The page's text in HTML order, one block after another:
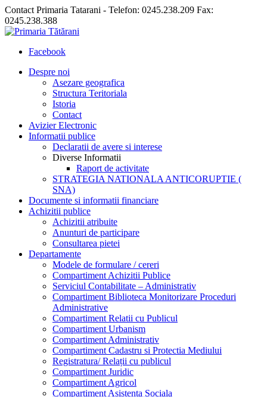
Contact Primaria Tatarani - Telefon: 0245.238.209 Fax:
0245.238.388
Facebook
Despre noi
Asezare geografica
Structura Teritoriala
Istoria
Contact
Avizier Electronic
Informatii publice
Declaratii de avere si interese
Diverse Informatii
Raport de activitate
STRATEGIA NATIONALA ANTICORUPTIE (
SNA)
Documente si informatii financiare
Achizitii publice
Achizitii atribuite
Anunturi de participare
Consultarea pietei
Departamente
Modele de formulare / cereri
Compartiment Achizitii Publice
Serviciul Contabilitate – Administrativ
Compartiment Biblioteca Monitorizare Proceduri
Administrative
Compartiment Relatii cu Publicul
Compartiment Urbanism
Compartiment Administrativ
Compartiment Cadastru si Protectia Mediului
Registratura/ Relații cu publicul
Compartiment Juridic
Compartiment Agricol
Compartiment Asistenta Sociala